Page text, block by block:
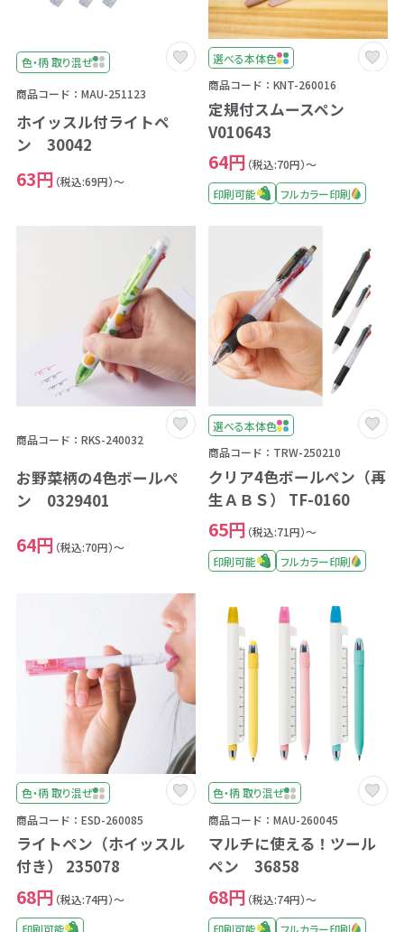
色・柄 取り混ぜ
商品コード：MAU-251123
ホイッスル付ライトペ
ン 30042
63円 （税込:69円）～
選べる本体色
商品コード：KNT-260016
定規付スムースペン
V010643
64円 （税込:70円）～
印刷可能
フルカラー印刷
商品コード：RKS-240032
お野菜柄の4色ボールペ
ン 0329401
64円 （税込:70円）～
選べる本体色
商品コード：TRW-250210
クリア4色ボールペン（再
生ＡＢＳ） TF-0160
65円 （税込:71円）～
印刷可能
フルカラー印刷
色・柄 取り混ぜ
商品コード：ESD-260085
ライトペン（ホイッスル
付き） 235078
68円 （税込:74円）～
印刷可能
色・柄 取り混ぜ
商品コード：MAU-260045
マルチに使える！ツール
ペン 36858
68円 （税込:74円）～
印刷可能
フルカラー印刷